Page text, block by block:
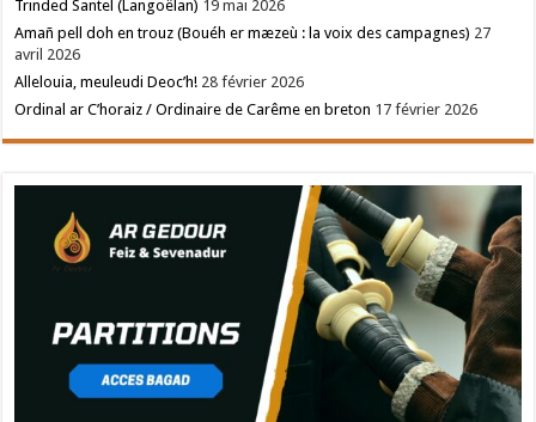
Trinded Santel (Langoëlan) 19 mai 2026
Amañ pell doh en trouz (Bouéh er mæzeù : la voix des campagnes) 27
avril 2026
Allelouia, meuleudi Deoc’h! 28 février 2026
Ordinal ar C’horaiz / Ordinaire de Carême en breton 17 février 2026